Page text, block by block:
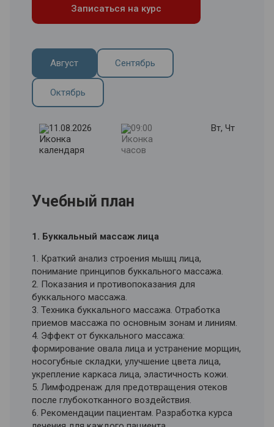
Записаться на курс
Август Сентябрь
Октябрь
11.08.2026 09:00 Вт, Чт
Учебный план
1. Буккальный массаж лица
1. Краткий анализ строения мышц лица,
понимание принципов буккального массажа.
2. Показания и противопоказания для
буккального массажа.
3. Техника буккального массажа. Отработка
приемов массажа по основным зонам и линиям.
4. Эффект от буккального массажа:
формирование овала лица и устранение морщин,
носогубные складки, улучшение цвета лица,
укрепление каркаса лица, эластичность кожи.
5. Лимфодренаж для предотвращения отеков
после глубокотканного воздействия.
6. Рекомендации пациентам. Разработка курса